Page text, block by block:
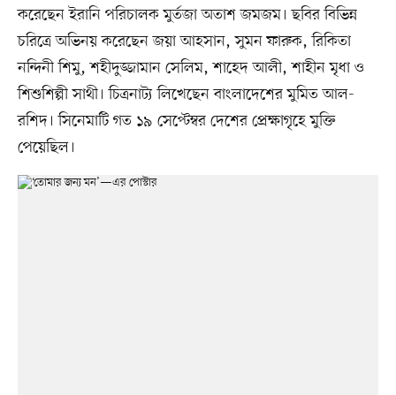
করেছেন ইরানি পরিচালক মুর্তজা অতাশ জমজম। ছবির বিভিন্ন
চরিত্রে অভিনয় করেছেন জয়া আহসান, সুমন ফারুক, রিকিতা
নন্দিনী শিমু, শহীদুজ্জামান সেলিম, শাহেদ আলী, শাহীন মৃধা ও
শিশুশিল্পী সাথী। চিত্রনাট্য লিখেছেন বাংলাদেশের মুমিত আল-
রশিদ। সিনেমাটি গত ১৯ সেপ্টেম্বর দেশের প্রেক্ষাগৃহে মুক্তি
পেয়েছিল।